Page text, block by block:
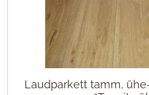
Laudparkett tamm,